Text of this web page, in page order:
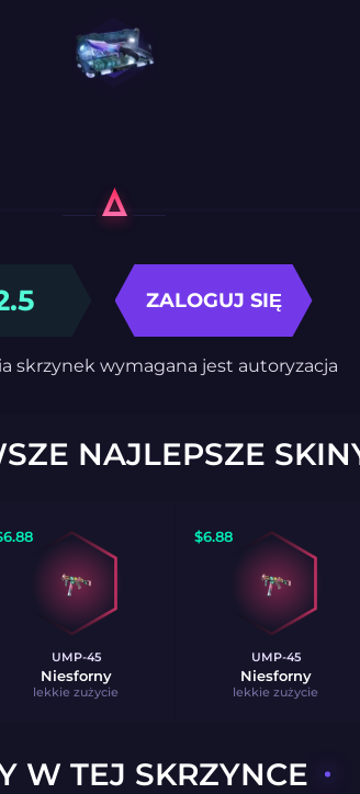
ZALOGUJ SIĘ
skrzynek wymagana jest autoryzacja
NAJLEPSZE
6.88
UMP-45
Niesforny
lekkie zużycie
$6.88
UMP-45
Niesforny
lekkie zużycie
W TEJ SKRZYNCE